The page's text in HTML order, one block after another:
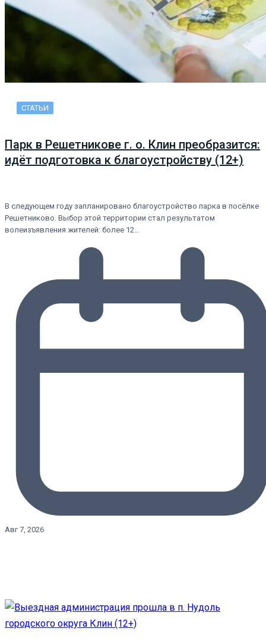
СТАТЬИ
Парк в Решетникове г. о. Клин преобразится:
идёт подготовка к благоустройству (12+)
В следующем году запланировано благоустройство парка в посёлке
Решетниково. Выбор этой территории стал результатом
волеизъявления жителей: более 12…
Авг 7, 2026